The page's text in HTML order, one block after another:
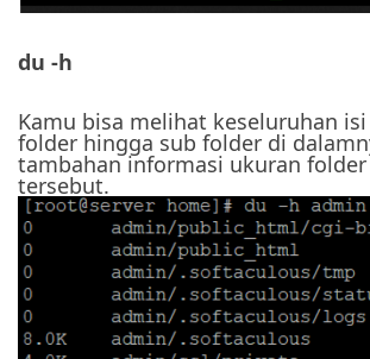
du -h
Kamu bisa melihat keseluruhan
folder hingga sub folder di
tambahan informasi ukuran folder
tersebut.